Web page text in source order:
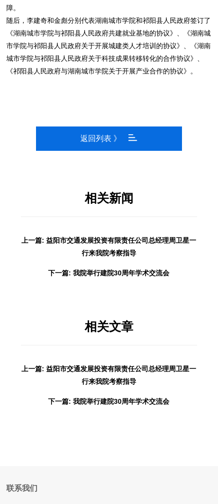
障。
随后，李建奇和金彪分别代表湖南城市学院和祁阳县人民政府签订了
《湖南城市学院与祁阳县人民政府共建就业基地的协议》、《湖南城
市学院与祁阳县人民政府关于开展城建类人才培训的协议》、《湖南
城市学院与祁阳县人民政府关于科技成果转移转化的合作协议》、
《祁阳县人民政府与湖南城市学院关于开展产业合作的协议》。
返回列表 》
相关新闻
上一篇: 益阳市交通发展投资有限责任公司总经理周卫星一
行来我院考察指导
下一篇: 我院举行建院30周年学术交流会
相关文章
上一篇: 益阳市交通发展投资有限责任公司总经理周卫星一
行来我院考察指导
下一篇: 我院举行建院30周年学术交流会
联系我们